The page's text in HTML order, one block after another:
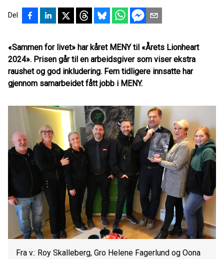
Del
«Sammen for livet» har kåret MENY til «Årets Lionheart
2024». Prisen går til en arbeidsgiver som viser ekstra
raushet og god inkludering. Fem tidligere innsatte har
gjennom samarbeidet fått jobb i MENY.
Fra v.: Roy Skalleberg, Gro Helene Fagerlund og Oona